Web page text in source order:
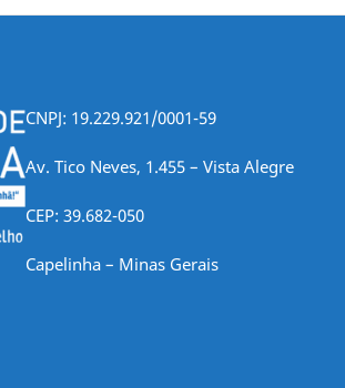
CNPJ: 19.229.921/0001-59
Av. Tico Neves, 1.455 – Vista Alegre
CEP: 39.682-050
Capelinha – Minas Gerais